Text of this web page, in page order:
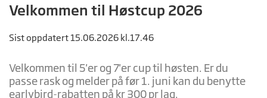
Velkommen til Høstcup 2026
Sist oppdatert 15.06.2026 kl.17.46
Velkommen til 5'er og 7'er cup til høsten. Er du
passe rask og melder på før 1. juni kan du benytte
earlybird-rabatten på kr 300 pr lag.